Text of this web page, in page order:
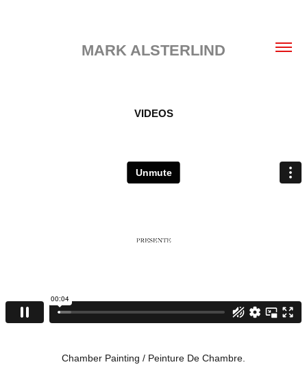
MARK ALSTERLIND
VIDEOS
Chamber Painting / Peinture De Chambre.